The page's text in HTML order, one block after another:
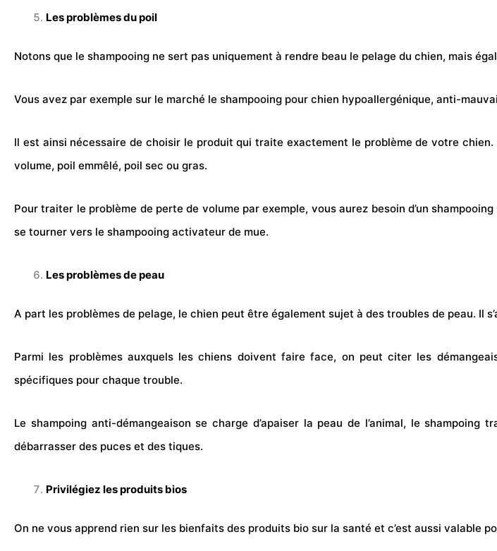
Les problèmes du poil
Notons que le shampooing ne sert pas uniquement à rendre beau le pelage du chien, mais
Vous avez par exemple sur le marché le shampooing pour chien hypoallergénique, anti-
Il est ainsi nécessaire de choisir le produit qui traite exactement le problème de votre
volume, poil emmêlé, poil sec ou gras.
Pour traiter le problème de perte de volume par exemple, vous aurez besoin d’un
se tourner vers le shampooing activateur de mue.
Les problèmes de peau
A part les problèmes de pelage, le chien peut être également sujet à des troubles de peau. Il
Parmi les problèmes auxquels les chiens doivent faire face, on peut citer les
spécifiques pour chaque trouble.
Le shampoing anti-démangeaison se charge d’apaiser la peau de l’animal, le
débarrasser des puces et des tiques.
Privilégiez les produits bios
On ne vous apprend rien sur les bienfaits des produits bio sur la santé et c’est aussi valable